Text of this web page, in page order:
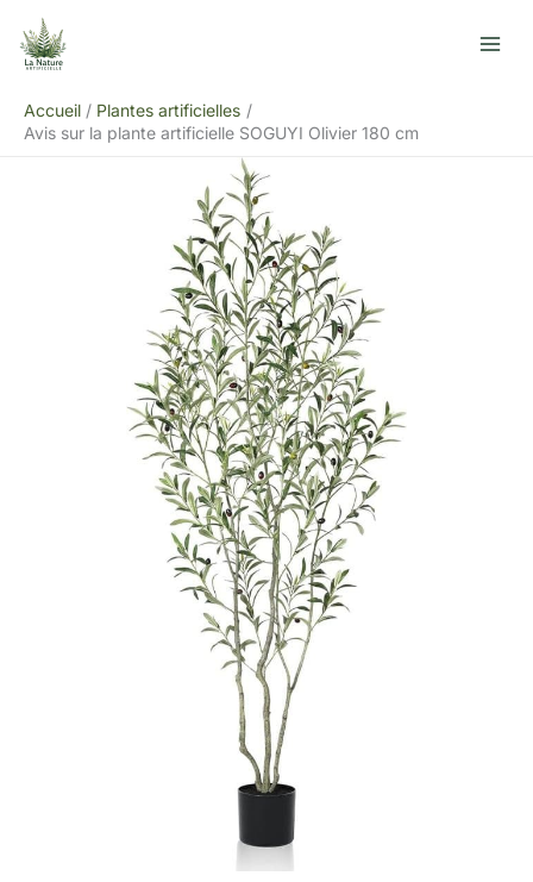
contenu
Accueil
Plantes artificielles
Avis sur la plante artificielle SOGUYI Olivier 180 cm
e
h